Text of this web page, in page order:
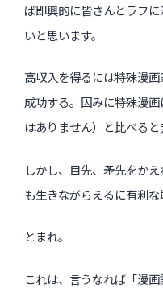
ば即興的に皆さんとラフ
いと思います。
高収入を得るには特殊漫
成功する。因みに特殊漫
はありません）と比べると
しかし、目先、矛先をか
も生きながらえるに有利な
とまれ。
これは、言うなれば「漫